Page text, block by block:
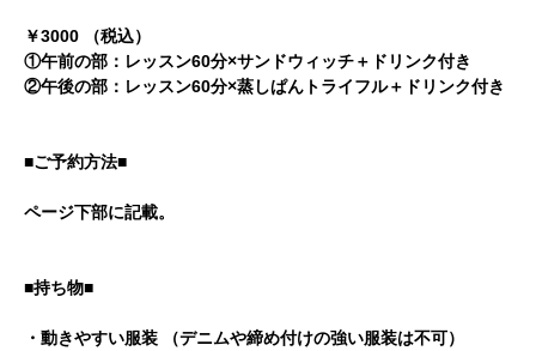
￥3000 （税込）
①午前の部：レッスン60分×サンドウィッチ＋ドリンク付き
②午後の部：レッスン60分×蒸しぱんトライフル＋ドリンク付き
■ご予約方法■
ページ下部に記載。
■持ち物■
・動きやすい服装 （デニムや締め付けの強い服装は不可）